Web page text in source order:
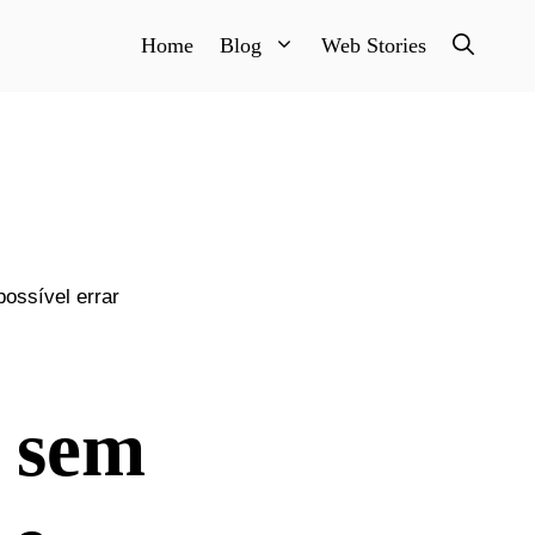
Home Blog Web Stories
errar